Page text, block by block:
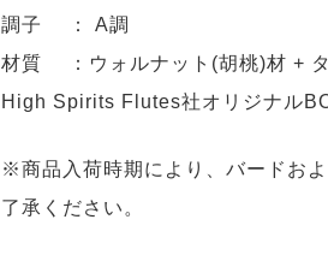
調子 ： A調
材質 ：ウォルナット(胡桃)材 +
High Spirits Flutes社オリジナル
※商品入荷時期により、バードお
了承ください。